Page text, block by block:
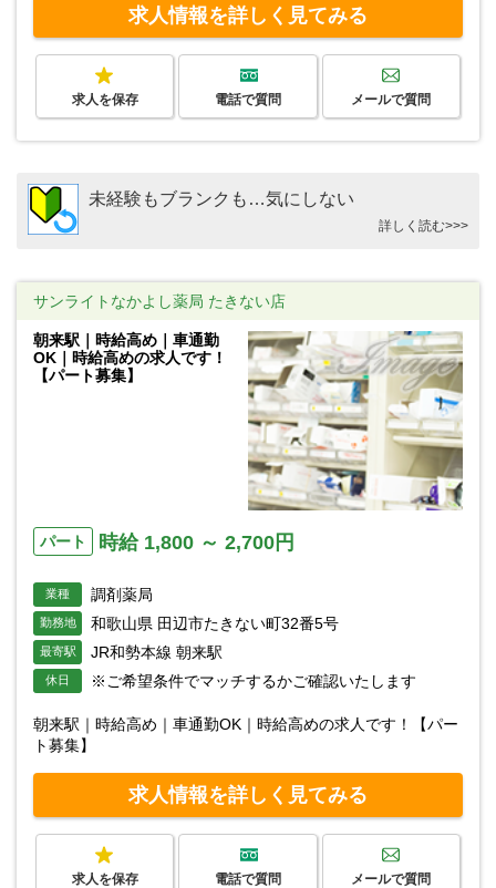
求人情報を詳しく見てみる
求人を保存 電話で質問 メールで質問
未経験もブランクも…気にしない
詳しく読む>>>
サンライトなかよし薬局 たきない店
朝来駅｜時給高め｜車通勤
OK｜時給高めの求人です！
【パート募集】
パート 時給 1,800 ～ 2,700円
業種 調剤薬局
勤務地 和歌山県 田辺市たきない町32番5号
最寄駅 JR和勢本線 朝来駅
休日 ※ご希望条件でマッチするかご確認いたします
朝来駅｜時給高め｜車通勤OK｜時給高めの求人です！【パー
ト募集】
求人情報を詳しく見てみる
求人を保存 電話で質問 メールで質問